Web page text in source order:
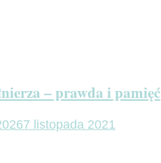
– prawda i pamięć
7 listopada 2021